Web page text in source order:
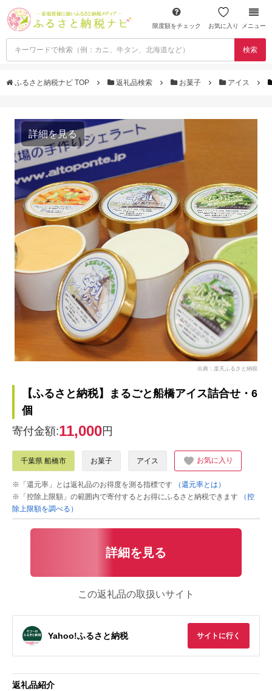
限度額をチェック お気に入り メニュー
検索
ふるさと納税ナビ TOP 返礼品検索 お菓子 アイス
詳細を見る
出典：楽天ふるさと納税
【ふるさと納税】まるごと船橋アイス詰合せ・6
個
寄付金額:11,000円
千葉県 船橋市 お菓子 アイス お気に入り
※「還元率」とは返礼品のお得度を測る指標です
（還元率とは）
※「控除上限額」の範囲内で寄付するとお得にふるさと納税できます
（控
除上限額を調べる）
詳細を見る
この返礼品の取扱いサイト
Yahoo!ふるさと納税 サイトに行く
返礼品紹介